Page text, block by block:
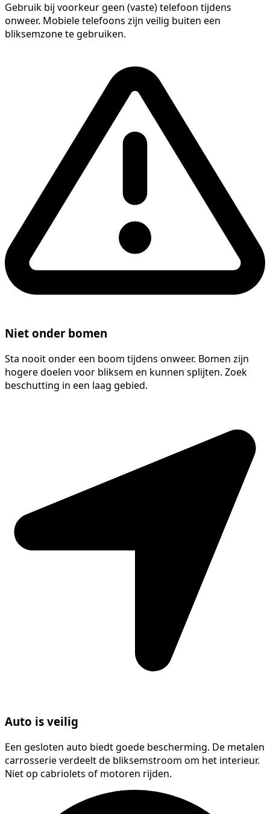
Gebruik bij voorkeur geen (vaste) telefoon tijdens
onweer. Mobiele telefoons zijn veilig buiten een
bliksemzone te gebruiken.
Niet onder bomen
Sta nooit onder een boom tijdens onweer. Bomen zijn
hogere doelen voor bliksem en kunnen splijten. Zoek
beschutting in een laag gebied.
Auto is veilig
Een gesloten auto biedt goede bescherming. De metalen
carrosserie verdeelt de bliksemstroom om het interieur.
Niet op cabriolets of motoren rijden.